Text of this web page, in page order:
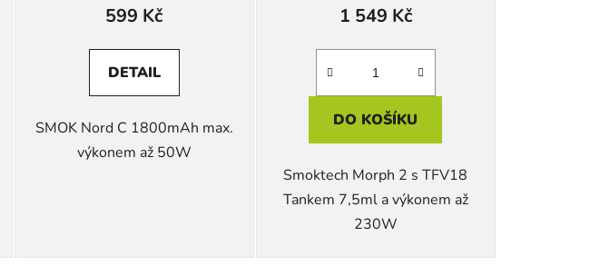
599 Kč
DETAIL
SMOK Nord C 1800mAh max.
výkonem až 50W
1 549 Kč
DO KOŠÍKU
Smoktech Morph 2 s TFV18
Tankem 7,5ml a výkonem až
230W